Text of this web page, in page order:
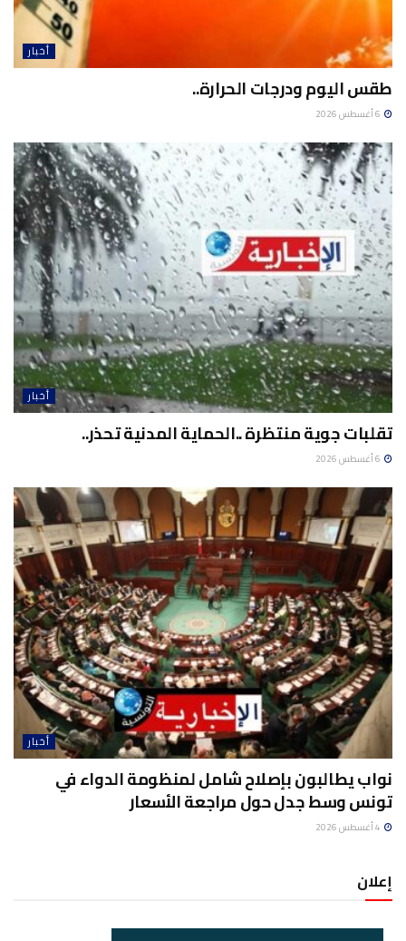
أخبار
طقس اليوم ودرجات الحرارة..
أخبار
تقلبات جوية منتظرة ..الحماية المدنية تحذر..
أخبار
نواب يطالبون بإصلاح شامل لمنظومة الدواء في
تونس وسط جدل حول مراجعة الأسعار
إعلان